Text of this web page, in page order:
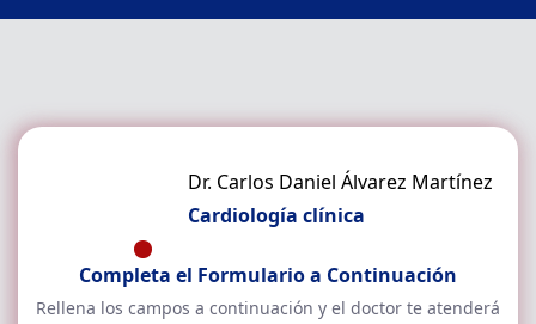
Dr. Carlos Daniel Álvarez Martínez
Cardiología clínica
Completa el Formulario a Continuación
Rellena los campos a continuación y el doctor te atenderá